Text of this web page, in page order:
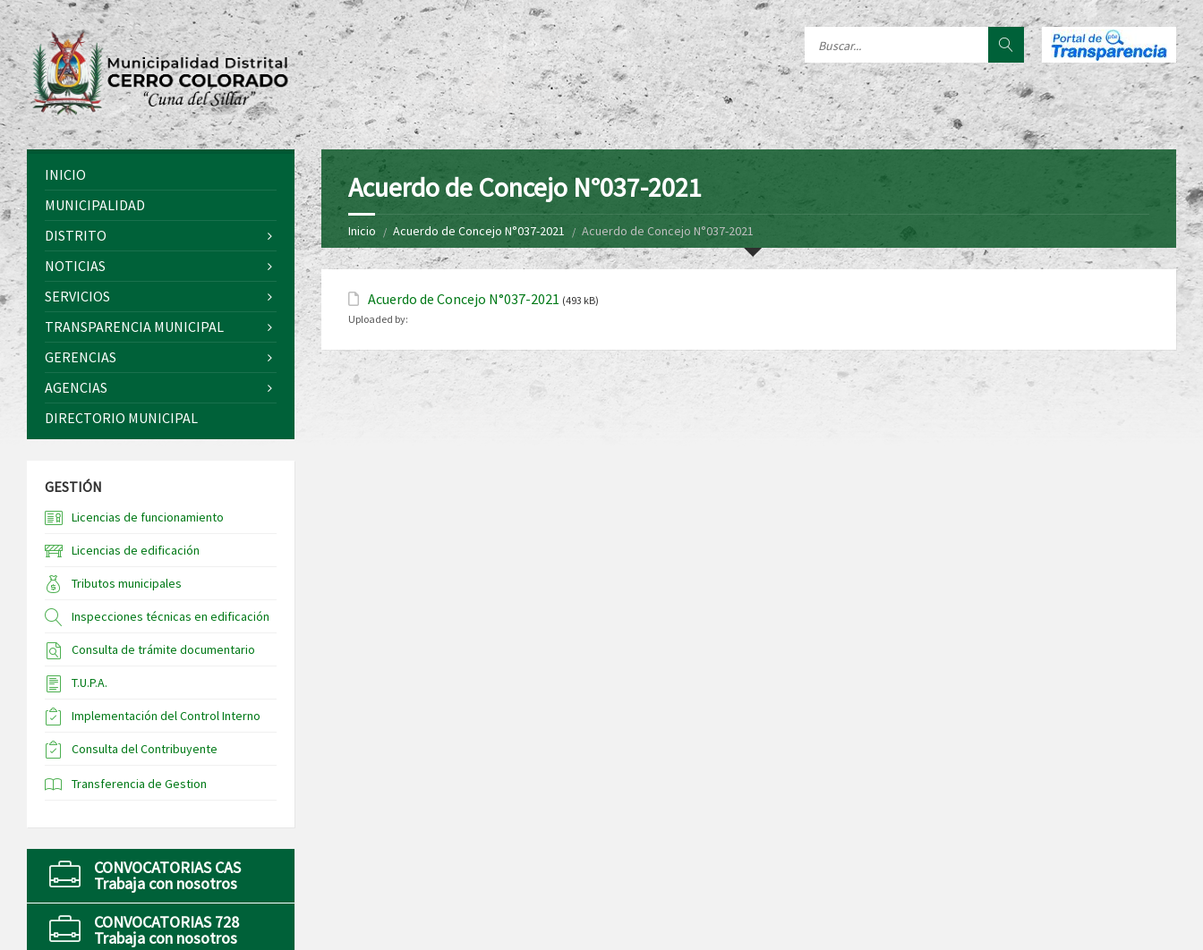
Acuerdo de Concejo N°037-2021
Inicio Acuerdo de Concejo N°037-2021 Acuerdo de Concejo N°037-2021
Acuerdo de Concejo N°037-2021 (493 kB)
Uploaded by:
INICIO
MUNICIPALIDAD
DISTRITO
NOTICIAS
SERVICIOS
TRANSPARENCIA MUNICIPAL
GERENCIAS
AGENCIAS
DIRECTORIO MUNICIPAL
GESTIÓN
Licencias de funcionamiento
Licencias de edificación
Tributos municipales
Inspecciones técnicas en edificación
Consulta de trámite documentario
T.U.P.A.
Implementación del Control Interno
Consulta del Contribuyente
Transferencia de Gestion
CONVOCATORIAS CAS
Trabaja con nosotros
CONVOCATORIAS 728
Trabaja con nosotros